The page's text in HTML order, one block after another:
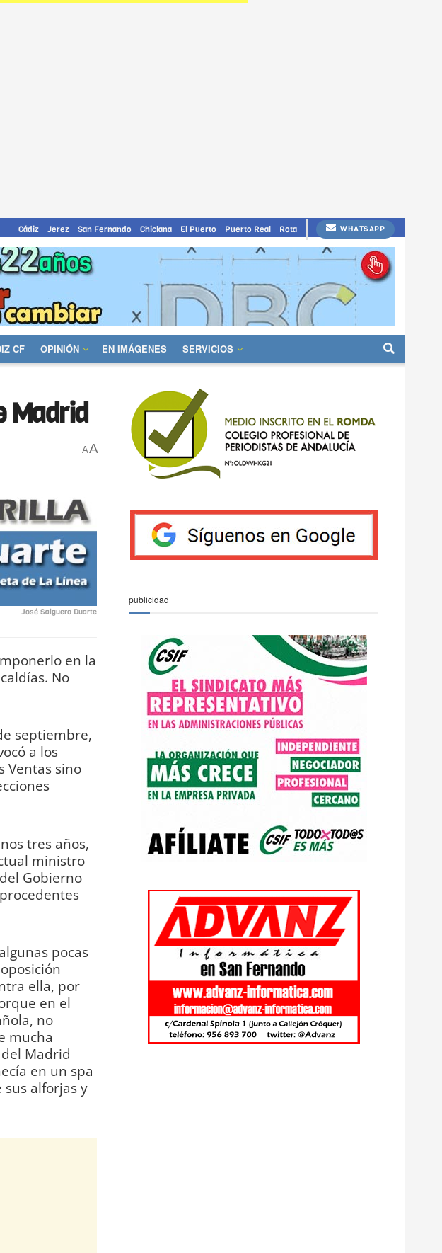
Cádiz Jerez San Fernando Chiclana El Puerto Puerto Real Rota WHATSAPP
CF OPINIÓN EN IMÁGENES SERVICIOS
Madrid
AA
José Salguero Duarte
en la
No
septiembre,
a los
Ventas sino
tres años,
ministro
Gobierno
pocas
ella, por
en el
no
mucha
Madrid
en un spa
alforjas y
publicidad